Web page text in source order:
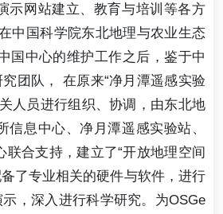
示网站建立、教育与培训等各方
中国科学院东北地理与农业生态
国中心的维护工作之后，鉴于中
团队， 在原来“净月潭遥感实验
人员进行组织、协调，由东北地
信息中心、净月潭遥感实验站、
联合支持，建立了“开放地理空间
了专业相关的硬件与软件，进行
，深入进行科学研究。为OSGe